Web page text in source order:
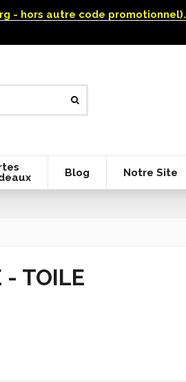
- hors autre code promotionnel).
Blog Notre Site
- TOILE